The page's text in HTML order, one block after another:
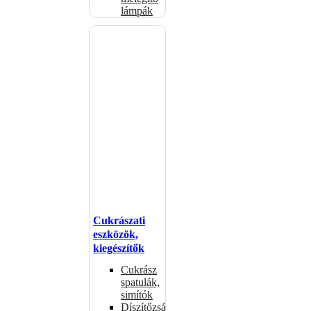
lámpák
Cukrászati
eszközök,
kiegészítők
Cukrász
spatulák,
simítók
Díszítőzsákok